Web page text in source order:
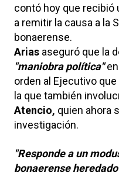
contó hoy que recibió
a remitir la causa a la
bonaerense.
Arias aseguró que la
"maniobra política"
orden al Ejecutivo
la que también
Atencio, quien ahora
investigación.
"Responde a un
bonaerense